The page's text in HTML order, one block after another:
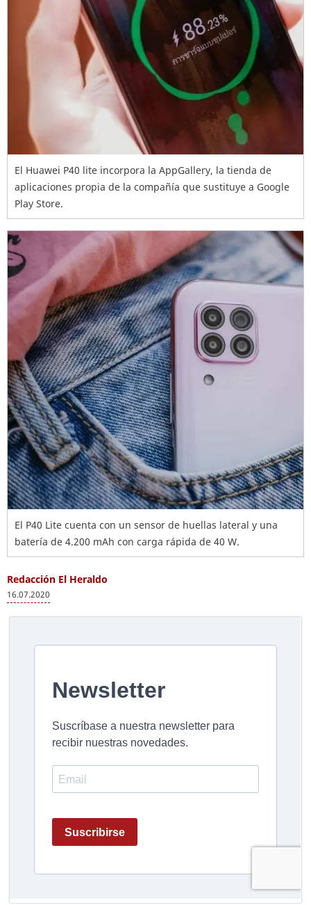
El Huawei P40 lite incorpora la AppGallery, la tienda de
aplicaciones propia de la compañía que sustituye a Google
Play Store.
El P40 Lite cuenta con un sensor de huellas lateral y una
batería de 4.200 mAh con carga rápida de 40 W.
Redacción El Heraldo
16.07.2020